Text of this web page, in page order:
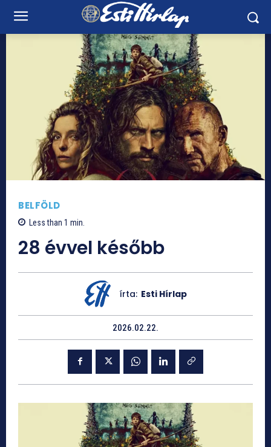
BELFÖLD
Less than 1 min.
28 évvel később
írta: Esti Hírlap
2026.02.22.